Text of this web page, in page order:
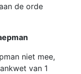
de orde
niet mee,
van 1